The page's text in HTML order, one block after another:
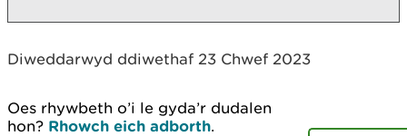
Diweddarwyd ddiwethaf 23 Chwef 2023
Oes rhywbeth o’i le gyda’r dudalen
hon? Rhowch eich adborth.